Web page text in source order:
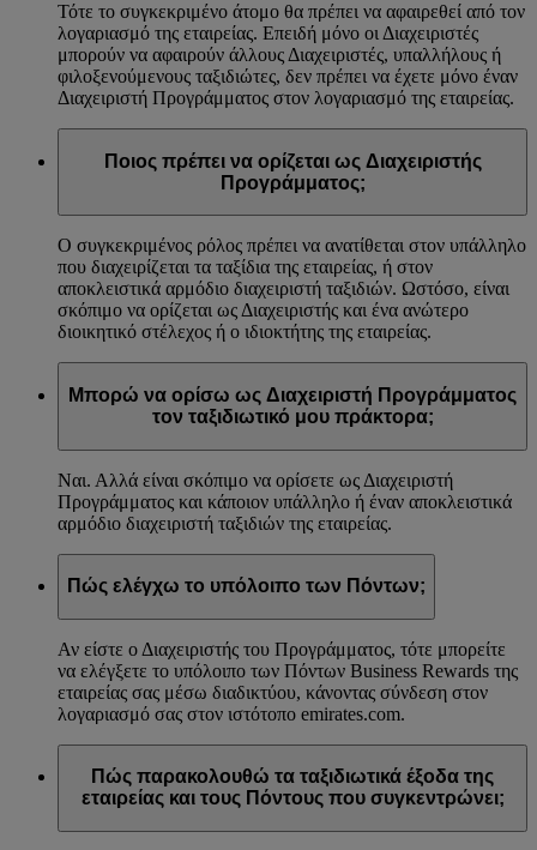
Τότε το συγκεκριμένο άτομο θα πρέπει να αφαιρεθεί από τον
λογαριασμό της εταιρείας. Επειδή μόνο οι Διαχειριστές
μπορούν να αφαιρούν άλλους Διαχειριστές, υπαλλήλους ή
φιλοξενούμενους ταξιδιώτες, δεν πρέπει να έχετε μόνο έναν
Διαχειριστή Προγράμματος στον λογαριασμό της εταιρείας.
Ποιος πρέπει να ορίζεται ως Διαχειριστής
Προγράμματος;
Ο συγκεκριμένος ρόλος πρέπει να ανατίθεται στον υπάλληλο
που διαχειρίζεται τα ταξίδια της εταιρείας, ή στον
αποκλειστικά αρμόδιο διαχειριστή ταξιδιών. Ωστόσο, είναι
σκόπιμο να ορίζεται ως Διαχειριστής και ένα ανώτερο
διοικητικό στέλεχος ή ο ιδιοκτήτης της εταιρείας.
Μπορώ να ορίσω ως Διαχειριστή Προγράμματος
τον ταξιδιωτικό μου πράκτορα;
Ναι. Αλλά είναι σκόπιμο να ορίσετε ως Διαχειριστή
Προγράμματος και κάποιον υπάλληλο ή έναν αποκλειστικά
αρμόδιο διαχειριστή ταξιδιών της εταιρείας.
Πώς ελέγχω το υπόλοιπο των Πόντων;
Αν είστε ο Διαχειριστής του Προγράμματος, τότε μπορείτε
να ελέγξετε το υπόλοιπο των Πόντων Business Rewards της
εταιρείας σας μέσω διαδικτύου, κάνοντας σύνδεση στον
λογαριασμό σας στον ιστότοπο emirates.com.
Πώς παρακολουθώ τα ταξιδιωτικά έξοδα της
εταιρείας και τους Πόντους που συγκεντρώνει;